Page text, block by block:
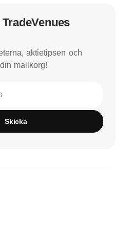
aktietipsen och
mailkorg!
Skicka